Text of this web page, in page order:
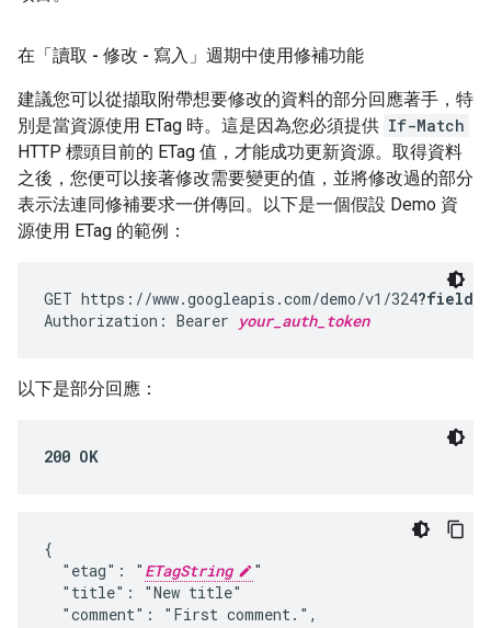
在「讀取 - 修改 - 寫入」週期中使用修補功能
建議您可以從擷取附帶想要修改的資料的部分回應著手，特
別是當資源使用 ETag 時。這是因為您必須提供 If-Match
HTTP 標頭目前的 ETag 值，才能成功更新資源。取得資料
之後，您便可以接著修改需要變更的值，並將修改過的部分
表示法連同修補要求一併傳回。以下是一個假設 Demo 資
源使用 ETag 的範例：
GET https://www.googleapis.com/demo/v1/324
Authorization: Bearer your_auth_token
以下是部分回應：
200 OK
{
  "etag": "
ETagString
"
  "title": "New title"
  "comment": "First comment.",